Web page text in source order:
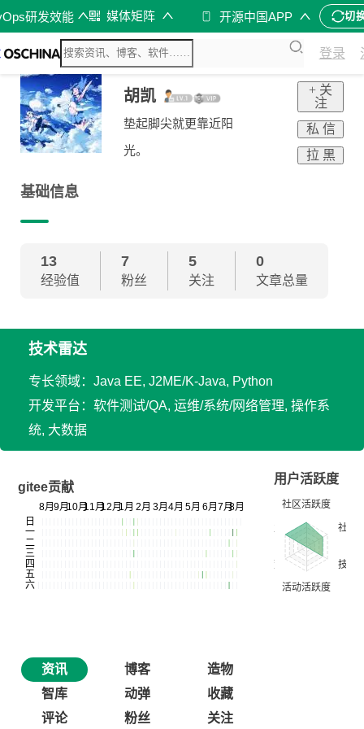
研发效能 媒体矩阵 开源中国APP 切
登录
胡凯
垫起脚尖就更靠近阳
光。
+ 关
注
私 信
拉 黑
基础信息
13
经验值
7
粉丝
5
关注
0
文章总量
技术雷达
专长领域：Java EE, J2ME/K-Java, Python
开发平台：软件测试/QA, 运维/系统/网络管理, 操作系
统, 大数据
gitee贡献
用户活跃度
资讯 博客
造物
智库
动弹
收藏
评论
粉丝 关注